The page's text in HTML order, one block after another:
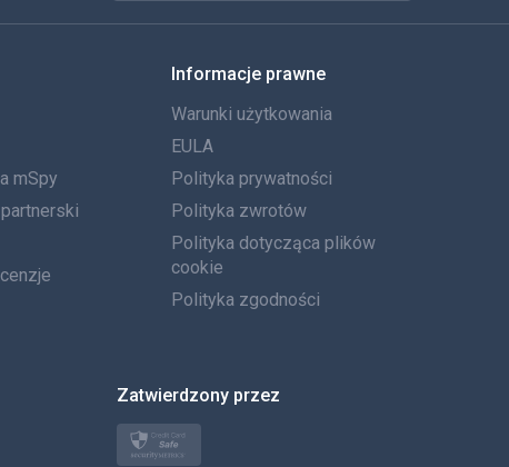
Francuski
Español
Português
Włoski
العربية
Türkçe
Polski
mSpy
Informacje prawne
Warunki użytkowania
EULA
Polityka prywatności
Polityka zwrotów
Polityka dotycząca plików
cookie
Polityka zgodności
Zatwierdzony przez